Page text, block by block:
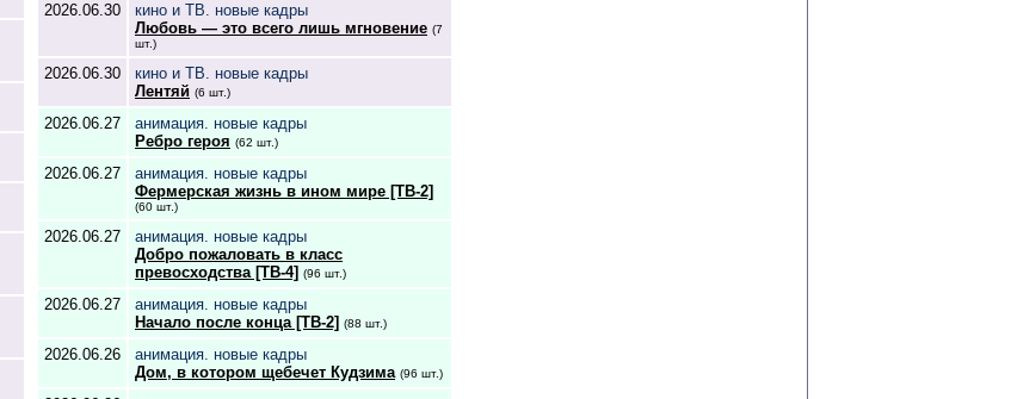
2026.06.30
кино и ТВ. новые кадры
Любовь — это всего лишь мгновение (7
шт.)
2026.06.30
кино и ТВ. новые кадры
Лентяй (6 шт.)
2026.06.27
анимация. новые кадры
Ребро героя (62 шт.)
2026.06.27
анимация. новые кадры
Фермерская жизнь в ином мире [ТВ-2]
(60 шт.)
2026.06.27
анимация. новые кадры
Добро пожаловать в класс
превосходства [ТВ-4] (96 шт.)
2026.06.27
анимация. новые кадры
Начало после конца [ТВ-2] (88 шт.)
2026.06.26
анимация. новые кадры
Дом, в котором щебечет Кудзима (96 шт.)